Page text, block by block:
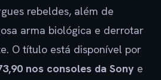
rebeldes, além de
arma biológica e derrotar
O título está disponível por
nos consoles da Sony e